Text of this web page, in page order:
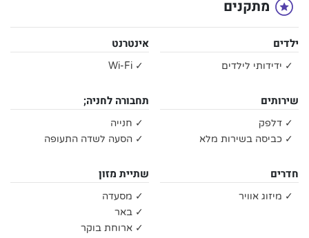
מתקנים
ילדים
✓ ידידותי לילדים
אינטרנט
✓ Wi-Fi
שירותים
✓ דלפק
✓ כביסה בשירות מלא
תחבורה לחניה;
✓ חנייה
✓ הסעה לשדה התעופה
חדרים
✓ מיזוג אוויר
שתיית מזון
✓ מסעדה
✓ באר
✓ ארוחת בוקר